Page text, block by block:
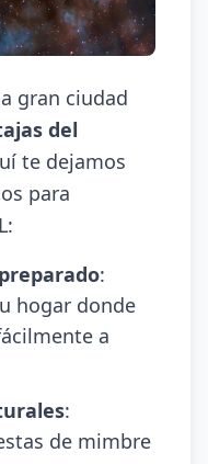
gran ciudad
del
te dejamos
para
:
hogar donde
a
:
de mimbre